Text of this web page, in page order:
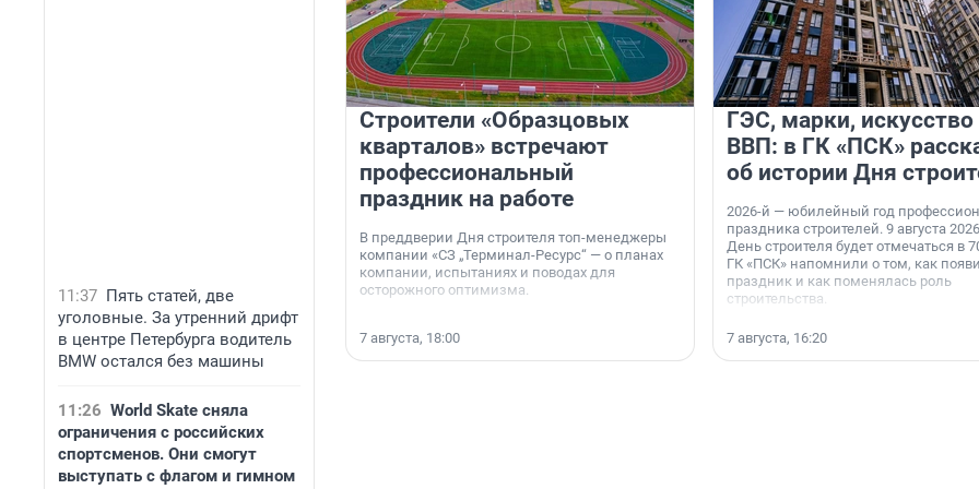
11:37 Пять статей, две
уголовные. За утренний дрифт
в центре Петербурга водитель
BMW остался без машины
11:26 World Skate сняла
ограничения с российских
спортсменов. Они смогут
выступать с флагом и гимном
Строители «Образцовых
кварталов» встречают
профессиональный
праздник на работе
В преддверии Дня строителя топ-менеджеры
компании «СЗ „Терминал-Ресурс“ — о планах
компании, испытаниях и поводах для
осторожного оптимизма.
7 августа, 18:00
ГЭС, марки, искусство
ВВП: в ГК «ПСК»
об истории Дня
2026-й — юбилейный год
праздника строителей. 9 августа
День строителя будет отмечаться в
ГК «ПСК» напомнили о том, как
праздник и как поменялась роль
строительства.
7 августа, 16:20